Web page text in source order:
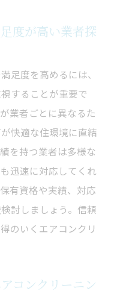
コンクリーニング
アコンクリーニン
度が高い業者探
足度を高めるには、
することが重要で
業者ごとに異なるた
快適な住環境に直結
を持つ業者は多様な
迅速に対応してくれ
有資格や実績、対応
討しましょう。信頼
のいくエアコンクリ
コンクリーニン